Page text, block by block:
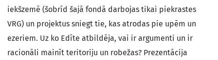
iekšzemē (šobrīd šajā fondā darbojas tikai piekrastes
VRG) un projektus sniegt tie, kas atrodas pie upēm un
ezeriem. Uz ko Edīte atbildēja, vai ir argumenti un ir
racionāli mainīt teritoriju un robežas? Prezentācija